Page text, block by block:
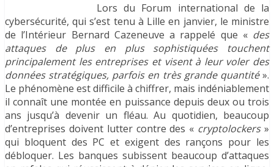
Lors du Forum international de la
cybersécurité, qui s’est tenu à Lille en janvier, le ministre
de l’Intérieur Bernard Cazeneuve a rappelé que « des
attaques de plus en plus sophistiquées touchent
principalement les entreprises et visent à leur voler des
données stratégiques, parfois en très grande quantité».
Le phénomène est difficile à chiffrer, mais indéniablement
il connaît une montée en puissance depuis deux ou trois
ans jusqu’à devenir un fléau. Au quotidien, beaucoup
d’entreprises doivent lutter contre des « cryptolockers»
qui bloquent des PC et exigent des rançons pour les
débloquer. Les banques subissent beaucoup d’attaques